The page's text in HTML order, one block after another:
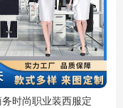
时尚职业装西服定